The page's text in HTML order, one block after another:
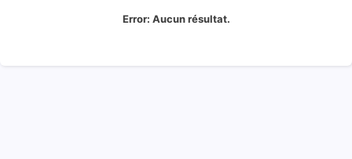
Error: Aucun résultat.